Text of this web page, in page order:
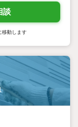
談
移動します